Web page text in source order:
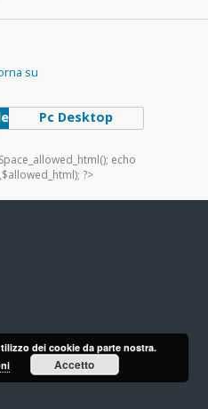
su
Pc Desktop
echo
?>
dei cookie da parte nostra.
Accetto